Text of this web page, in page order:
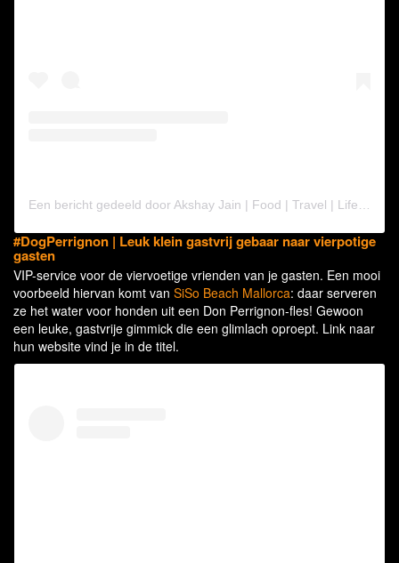
#DogPerrignon | Leuk klein gastvrij gebaar naar vierpotige
gasten
VIP-service voor de viervoetige vrienden van je gasten. Een mooi
voorbeeld hiervan komt van SiSo Beach Mallorca: daar serveren
ze het water voor honden uit een Don Perrignon-fles! Gewoon
een leuke, gastvrije gimmick die een glimlach oproept. Link naar
hun website vind je in de titel.